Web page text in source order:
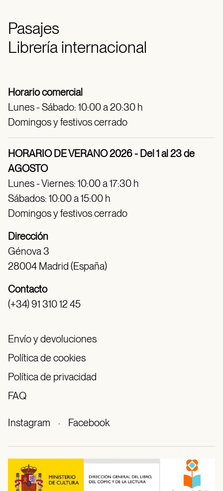
Pasajes
Librería internacional
Horario comercial
Lunes - Sábado: 10:00 a 20:30 h
Domingos y festivos cerrado
HORARIO DE VERANO 2026 - Del 1 al 23 de
AGOSTO
Lunes - Viernes: 10:00 a 17:30 h
Sábados: 10:00 a 15:00 h
Domingos y festivos cerrado
Dirección
Génova 3
28004 Madrid (España)
Contacto
(+34) 91 310 12 45
Envío y devoluciones
Política de cookies
Política de privacidad
FAQ
Instagram · Facebook